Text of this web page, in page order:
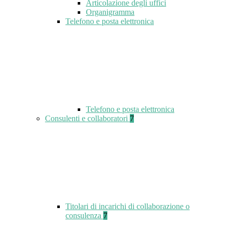
Articolazione degli uffici
Organigramma
Telefono e posta elettronica
Telefono e posta elettronica
Consulenti e collaboratori 7
Titolari di incarichi di collaborazione o
consulenza 7